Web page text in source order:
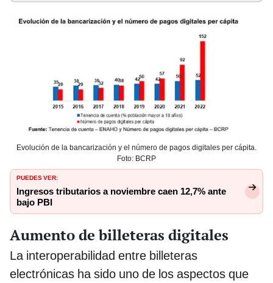
Evolución de la bancarización y el número de pagos digitales per cápita.
Foto: BCRP
PUEDES VER:
Ingresos tributarios a noviembre caen 12,7% ante
bajo PBI
Aumento de billeteras digitales
La interoperabilidad entre billeteras
electrónicas ha sido uno de los aspectos que